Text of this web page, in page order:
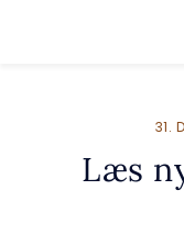
31.
Læs